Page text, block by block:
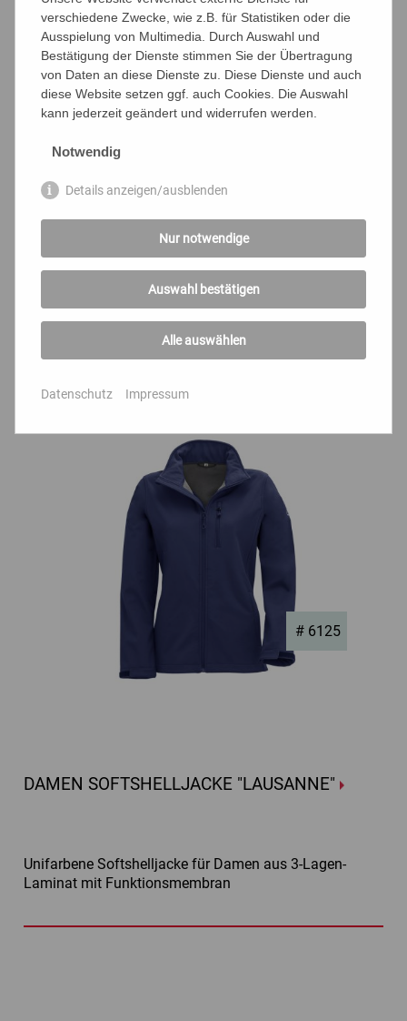
# 6124
HERREN SOFTSHELLJACKE "VISBY"
Unifarbene Softshelljacke für Herren aus 3-Lagen-
Laminat mit Funktionsmembran
# 6125
DAMEN SOFTSHELLJACKE "LAUSANNE"
Unifarbene Softshelljacke für Damen aus 3-Lagen-
Laminat mit Funktionsmembran
verschiedene Zwecke, wie z.B. für Statistiken oder die
Ausspielung von Multimedia. Durch Auswahl und
Bestätigung der Dienste stimmen Sie der Übertragung
von Daten an diese Dienste zu. Diese Dienste und auch
diese Website setzen ggf. auch Cookies. Die Auswahl
kann jederzeit geändert und widerrufen werden.
Notwendig
Details anzeigen/ausblenden
Nur notwendige
Auswahl bestätigen
Alle auswählen
Datenschutz Impressum